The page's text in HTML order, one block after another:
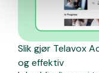
Slik gjør Telavox
og effektiv